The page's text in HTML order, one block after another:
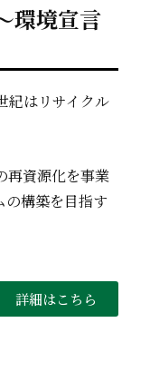
環境宣言
紀はリサイクル
再資源化を事業
の構築を目指す
詳細はこちら